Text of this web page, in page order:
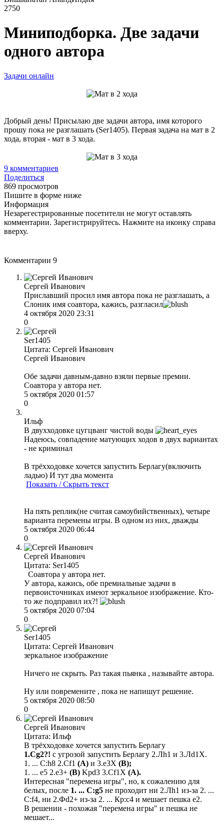
2750
Миниподборка. Две задачи
одного автора
Задачи онлайн
Добрый день! Присылаю две задачи автора, имя которого
прошу пока не разглашать (Ser1405). Первая задача на мат в 2
хода, вторая - мат в 3 хода.
9 комментариев
Поделиться
869 просмотров
Пишите в форме ниже
Информация
Незарегестрированные посетители не могут оставлять
комментарии. Зарегистрируйтесь. Нажмите на иконку справа
вверху.
Комментарии 9
Сергей Иванович
Приславший просил имя автора пока не разглашать, а
Слоник имя соавтора, кажись, разгласил
4 октября 2020 23:31
0
Ser1405
Цитата: Сергей Иванович
Сергей Иванович
Обе задачи давным-давно взяли первые премии.
Соавтора у автора нет.
5 октября 2020 01:57
0
Ильф
В двухходовке цугцванг чистой воды
Надеюсь, совпадение матующих ходов в двух вариантах
- не криминал
В трёхходовке хочется запустить Берлагу(включить
ладью) И тут два момента
Показать / Скрыть текст
На пять реплик(не считая самоубийственных), четыре
варианта перемены игры. В одном из них, дважды
5 октября 2020 06:44
0
Сергей Иванович
Цитата: Ser1405
Соавтора у автора нет.
У автора, кажись, обе премиальные задачи в
первоисточниках имеют зеркальное изображение. Кто-
то же подправил их?!
5 октября 2020 07:04
0
Ser1405
Цитата: Сергей Иванович
зеркальное изображение
Ничего не скрыть. Раз такая пьянка , называйте автора.
Ну или повремените , пока не напишут решение.
5 октября 2020 08:50
0
Сергей Иванович
Цитата: Ильф
В трёхходовке хочется запустить Берлагу
1.Cg2?! с угрозой запустить Берлагу 2.Лh1 и 3.Лd1Х.
1. ... С:h8 2.Сf1 (А) и 3.е3Х (В);
1. ... e5 2.e3+ (B) Kpd3 3.Cf1X (A).
Интересная "перемена игры", но, к сожалению для
белых, после 1. ... С:g5 не проходит ни 2.Лh1 из-за 2. ...
С:f4, ни 2.Фd2+ из-за 2. ... Кр:с4 и мешает пешка е2.
В решении - похожая "перемена игры" и пешка не
мешает...